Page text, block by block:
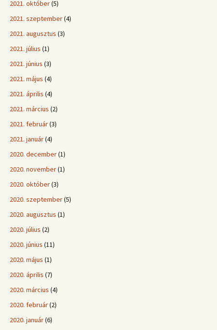
2021. október(5)
2021. szeptember(4)
2021. augusztus (3)
2021. július (1)
2021. június (3)
2021. május (4)
2021. április (4)
2021. március (2)
2021. február(3)
2021. január(4)
2020. december(1)
2020. november(1)
2020. október(3)
2020. szeptember(5)
2020. augusztus (1)
2020. július (2)
2020. június (11)
2020. május (1)
2020. április (7)
2020. március (4)
2020. február(2)
2020. január(6)